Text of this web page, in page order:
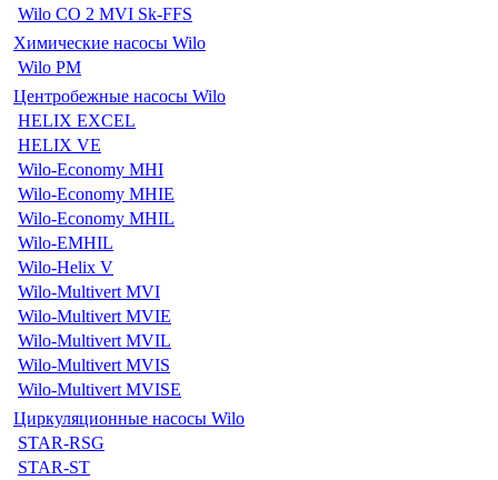
Wilo CO 2 MVI Sk-FFS
Химические насосы Wilo
Wilo PM
Центробежные насосы Wilo
HELIX EXCEL
HELIX VE
Wilo-Economy MHI
Wilo-Economy MHIE
Wilo-Economy MHIL
Wilo-EMHIL
Wilo-Helix V
Wilo-Multivert MVI
Wilo-Multivert MVIE
Wilo-Multivert MVIL
Wilo-Multivert MVIS
Wilo-Multivert MVISE
Циркуляционные насосы Wilo
STAR-RSG
STAR-ST